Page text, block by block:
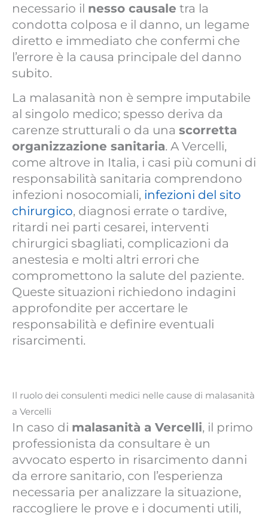
necessario il nesso causale tra la
condotta colposa e il danno, un legame
diretto e immediato che confermi che
l’errore è la causa principale del danno
subito.
La malasanità non è sempre imputabile
al singolo medico; spesso deriva da
carenze strutturali o da una scorretta
organizzazione sanitaria. A Vercelli,
come altrove in Italia, i casi più comuni di
responsabilità sanitaria comprendono
infezioni nosocomiali, infezioni del sito
chirurgico, diagnosi errate o tardive,
ritardi nei parti cesarei, interventi
chirurgici sbagliati, complicazioni da
anestesia e molti altri errori che
compromettono la salute del paziente.
Queste situazioni richiedono indagini
approfondite per accertare le
responsabilità e definire eventuali
risarcimenti.
Il ruolo dei consulenti medici nelle cause di malasanità
a Vercelli
In caso di malasanità a Vercelli, il primo
professionista da consultare è un
avvocato esperto in risarcimento danni
da errore sanitario, con l’esperienza
necessaria per analizzare la situazione,
raccogliere le prove e i documenti utili,